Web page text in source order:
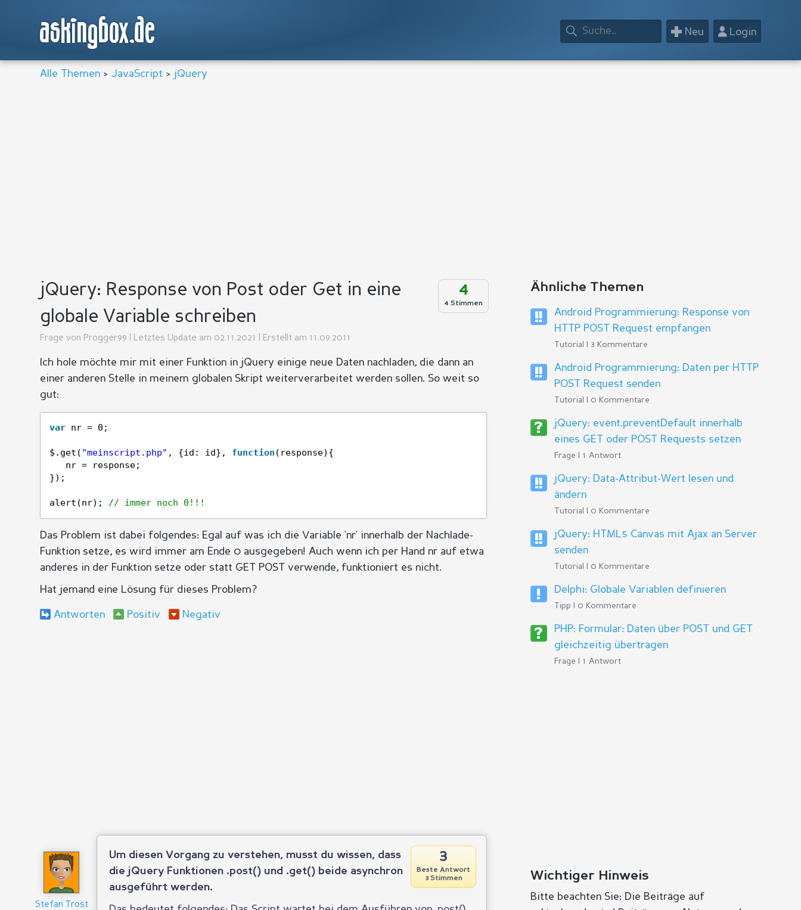
askingbox.de 👤Login
+ Neu
Alle Themen > JavaScript > jQuery
4
4 Stimmen
jQuery: Response von Post oder Get in eine
globale Variable schreiben
Frage von Progger99 | Letztes Update am 02.11.2021 | Erstellt am 11.09.2011
Ich hole möchte mir mit einer Funktion in jQuery einige neue Daten nachladen, die dann an
einer anderen Stelle in meinem globalen Skript weiterverarbeitet werden sollen. So weit so
gut:
var nr = 0;
$.get( "meinscript.php" , {id: id}, function (response){
nr = response;
});
alert(nr); // immer noch 0!!!
Das Problem ist dabei folgendes: Egal auf was ich die Variable 'nr' innerhalb der Nachlade-
Funktion setze, es wird immer am Ende 0 ausgegeben! Auch wenn ich per Hand nr auf etwa
anderes in der Funktion setze oder statt GET POST verwende, funktioniert es nicht.
Hat jemand eine Lösung für dieses Problem?
Antworten Positiv Negativ
Stefan Trost
3
Beste Antwort
3 Stimmen
Um diesen Vorgang zu verstehen, musst du wissen, dass
die jQuery Funktionen .post() und .get() beide asynchron
ausgeführt werden.
Ähnliche Themen
Android Programmierung: Response von
HTTP POST Request empfangen
Tutorial | 3 Kommentare
Android Programmierung: Daten per HTTP
POST Request senden
Tutorial | 0 Kommentare
jQuery: event.preventDefault innerhalb
eines GET oder POST Requests setzen
Frage | 1 Antwort
jQuery: Data-Attribut-Wert lesen und
ändern
Tutorial | 0 Kommentare
jQuery: HTML5 Canvas mit Ajax an Server
senden
Tutorial | 0 Kommentare
Delphi: Globale Variablen definieren
Tipp | 0 Kommentare
PHP: Formular: Daten über POST und GET
gleichzeitig übertragen
Frage | 1 Antwort
Wichtiger Hinweis
Bitte beachten Sie: Die Beiträge auf